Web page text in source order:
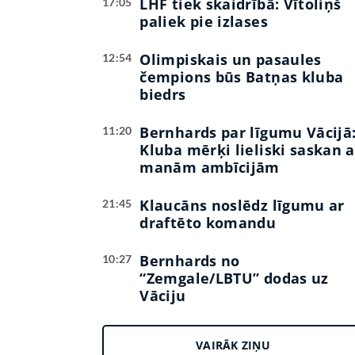
LHF tiek skaidrībā: Vītoliņš
paliek pie izlases
12:54
Olimpiskais un pasaules
čempions būs Batņas kluba
biedrs
11:20
Bernhards par līgumu
Kluba mērķi lieliski saskan
manām ambīcijām
21:45
Klaucāns noslēdz līgumu ar
draftēto komandu
10:27
Bernhards no
“Zemgale/LBTU” dodas uz
Vāciju
VAIRĀK ZIŅU